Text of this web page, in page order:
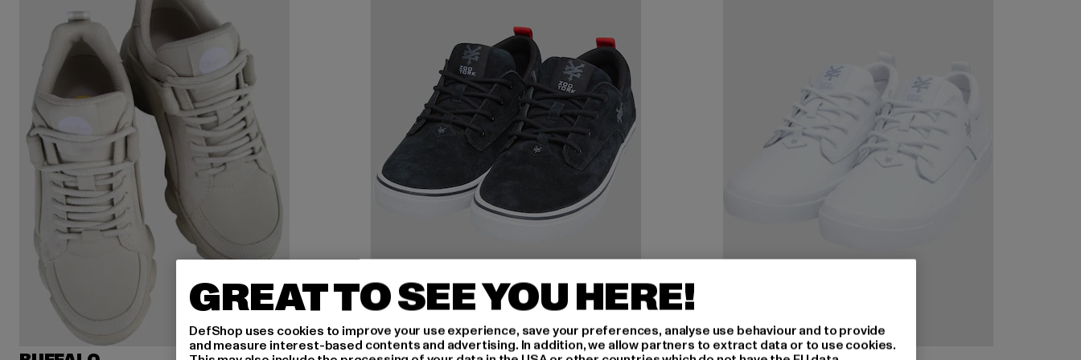
ZOO YORK
Hangout
GREAT TO SEE YOU HERE!
DefShop uses cookies to improve your use experience, save your preferences, analyse use behaviour and to provide
and measure interest-based contents and advertising. In addition, we allow partners to extract data or to use cookies.